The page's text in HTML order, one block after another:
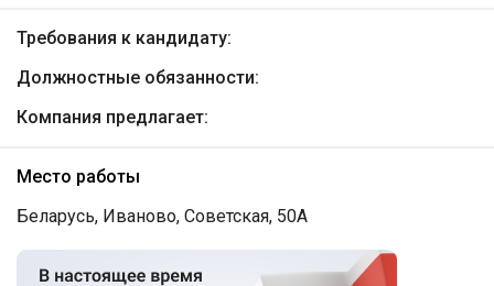
Требования к кандидату:
Должностные обязанности:
Компания предлагает:
Место работы
Беларусь, Иваново, Советская, 50А